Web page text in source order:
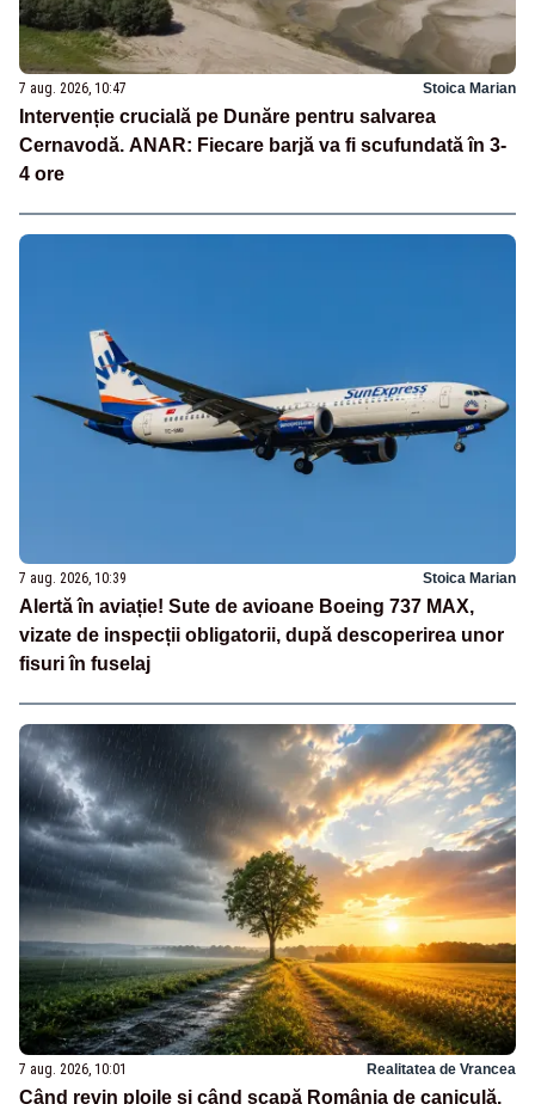
7 aug. 2026, 10:47 Stoica Marian
Intervenție crucială pe Dunăre pentru salvarea
Cernavodă. ANAR: Fiecare barjă va fi scufundată în 3-
4 ore
7 aug. 2026, 10:39 Stoica Marian
Alertă în aviație! Sute de avioane Boeing 737 MAX,
vizate de inspecții obligatorii, după descoperirea unor
fisuri în fuselaj
7 aug. 2026, 10:01 Realitatea de Vrancea
Când revin ploile și când scapă România de caniculă.